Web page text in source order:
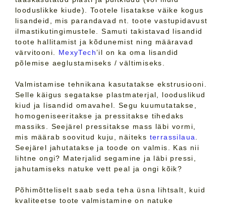
looduslikke kiude). Tootele lisatakse väike kogus
lisandeid, mis parandavad nt. toote vastupidavust
ilmastikutingimustele. Samuti takistavad lisandid
toote hallitamist ja kõdunemist ning määravad
värvitooni. MexyTech’il on ka oma lisandid
põlemise aeglustamiseks / vältimiseks.
Valmistamise tehnikana kasutatakse ekstrusiooni.
Selle käigus segatakse plastmaterjal, looduslikud
kiud ja lisandid omavahel. Segu kuumutatakse,
homogeniseeritakse ja pressitakse tihedaks
massiks. Seejärel pressitakse mass läbi vormi,
mis määrab soovitud kuju, näiteks terrassilaua
Seejärel jahutatakse ja toode on valmis. Kas nii
lihtne ongi? Materjalid segamine ja läbi pressi,
jahutamiseks natuke vett peal ja ongi kõik?
Põhimõtteliselt saab seda teha üsna lihtsalt, kuid
kvaliteetse toote valmistamine on natuke